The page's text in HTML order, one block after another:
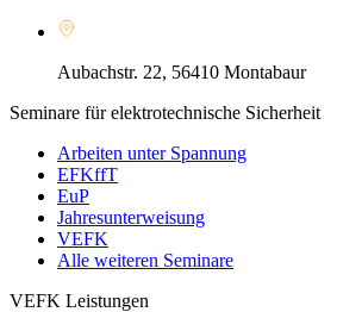
Aubachstr. 22, 56410 Montabaur
Seminare für elektrotechnische Sicherheit
Arbeiten unter Spannung
EFKffT
EuP
Jahresunterweisung
VEFK
Alle weiteren Seminare
VEFK Leistungen